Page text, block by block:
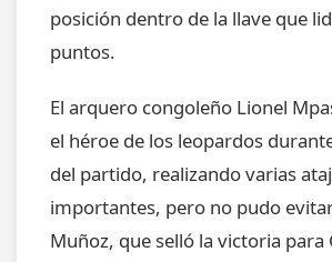
posición dentro de la llave que
puntos.
El arquero congoleño Lionel
el héroe de los leopardos
del partido, realizando varias
importantes, pero no pudo
Muñoz, que selló la victoria para